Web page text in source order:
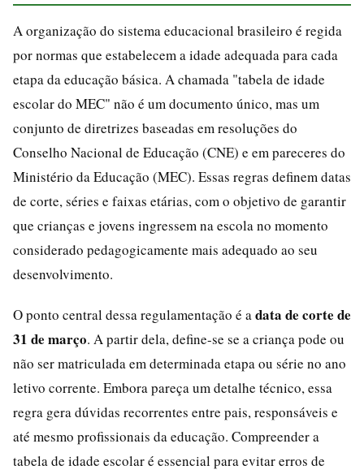
A organização do sistema educacional brasileiro é regida
por normas que estabelecem a idade adequada para cada
etapa da educação básica. A chamada "tabela de idade
escolar do MEC" não é um documento único, mas um
conjunto de diretrizes baseadas em resoluções do
Conselho Nacional de Educação (CNE) e em pareceres do
Ministério da Educação (MEC). Essas regras definem datas
de corte, séries e faixas etárias, com o objetivo de garantir
que crianças e jovens ingressem na escola no momento
considerado pedagogicamente mais adequado ao seu
desenvolvimento.
O ponto central dessa regulamentação é a data de corte de
31 de março. A partir dela, define-se se a criança pode ou
não ser matriculada em determinada etapa ou série no ano
letivo corrente. Embora pareça um detalhe técnico, essa
regra gera dúvidas recorrentes entre pais, responsáveis e
até mesmo profissionais da educação. Compreender a
tabela de idade escolar é essencial para evitar erros de